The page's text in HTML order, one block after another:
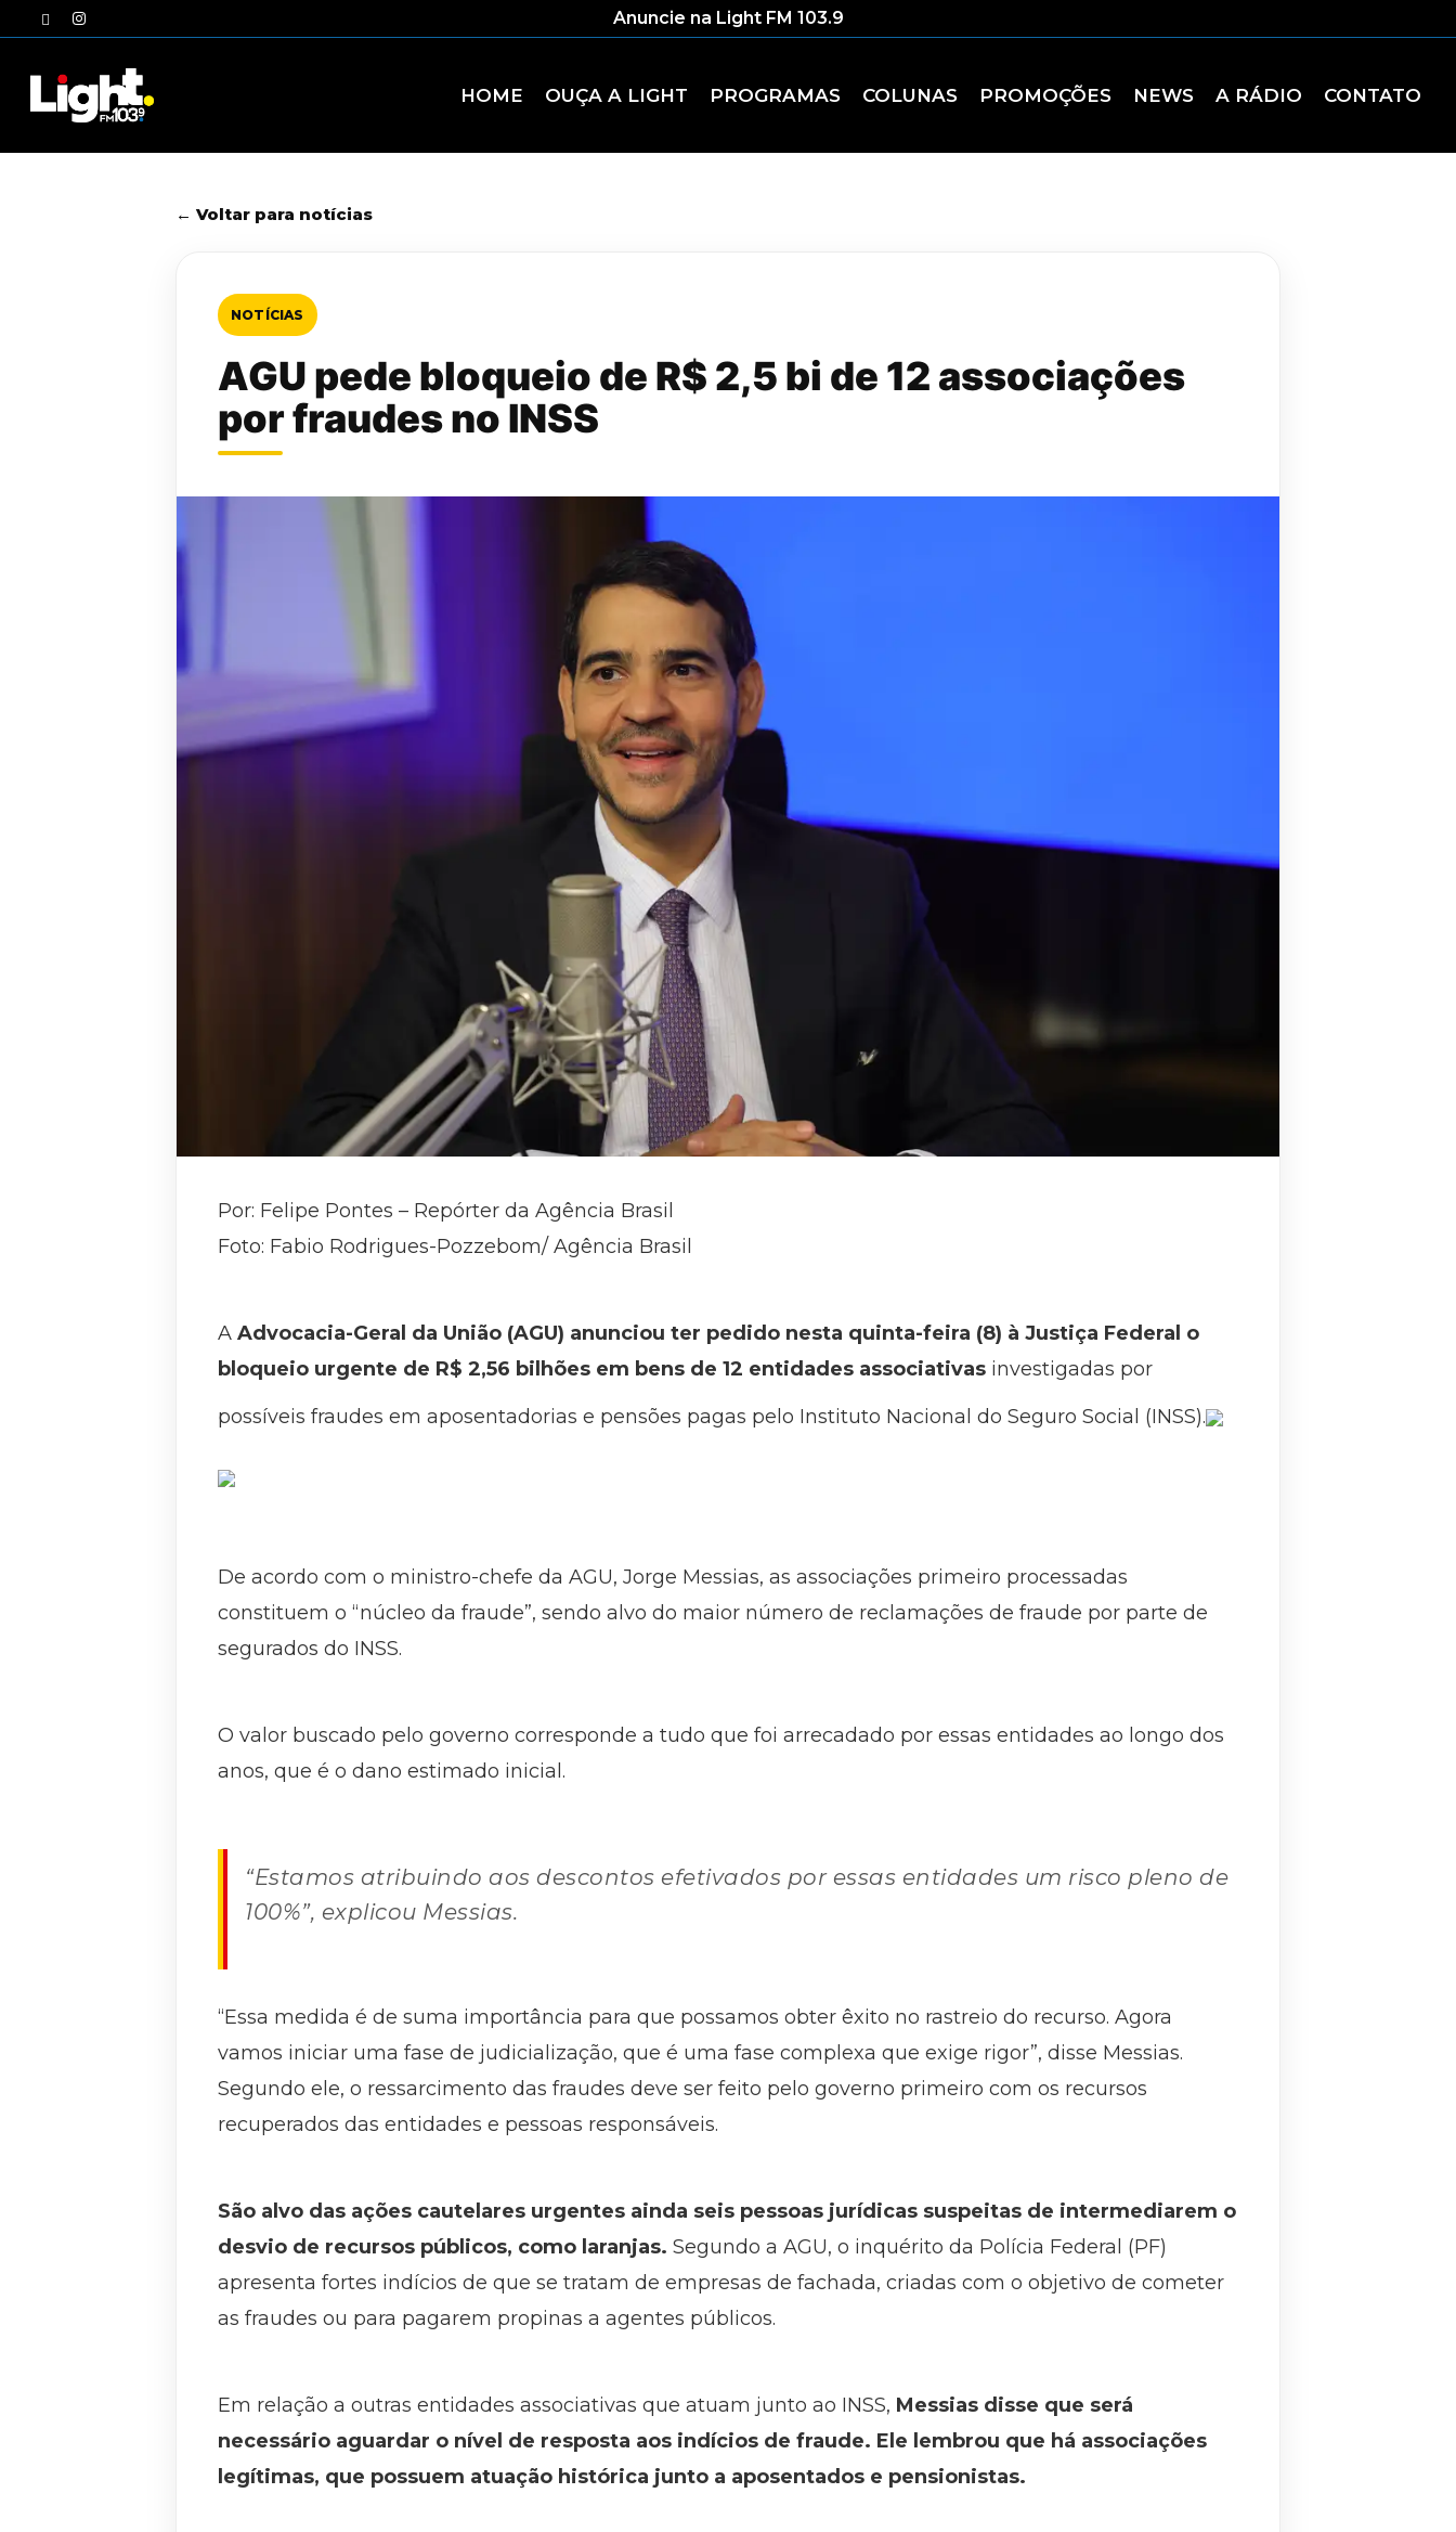
to
twitterinstagram Anuncie na Light FM 103.9
HOME OUÇA A LIGHT PROGRAMAS COLUNAS PROMOÇÕES NEWS A RÁDIO CONTATO
← Voltar para notícias
NOTÍCIAS
AGU pede bloqueio de R$ 2,5 bi de 12 associações
por fraudes no INSS
Por: Felipe Pontes – Repórter da Agência Brasil
Foto: Fabio Rodrigues-Pozzebom/ Agência Brasil
A Advocacia-Geral da União (AGU) anunciou ter pedido nesta quinta-feira (8) à Justiça Federal o
bloqueio urgente de R$ 2,56 bilhões em bens de 12 entidades associativas investigadas por
possíveis fraudes em aposentadorias e pensões pagas pelo Instituto Nacional do Seguro Social (INSS).
De acordo com o ministro-chefe da AGU, Jorge Messias, as associações primeiro processadas
constituem o “núcleo da fraude”, sendo alvo do maior número de reclamações de fraude por parte de
segurados do INSS.
O valor buscado pelo governo corresponde a tudo que foi arrecadado por essas entidades ao longo dos
anos, que é o dano estimado inicial.
“Estamos atribuindo aos descontos efetivados por essas entidades um risco pleno de
100%”, explicou Messias.
“Essa medida é de suma importância para que possamos obter êxito no rastreio do recurso. Agora
vamos iniciar uma fase de judicialização, que é uma fase complexa que exige rigor”, disse Messias.
Segundo ele, o ressarcimento das fraudes deve ser feito pelo governo primeiro com os recursos
recuperados das entidades e pessoas responsáveis.
São alvo das ações cautelares urgentes ainda seis pessoas jurídicas suspeitas de intermediarem o
desvio de recursos públicos, como laranjas. Segundo a AGU, o inquérito da Polícia Federal (PF)
apresenta fortes indícios de que se tratam de empresas de fachada, criadas com o objetivo de cometer
as fraudes ou para pagarem propinas a agentes públicos.
Em relação a outras entidades associativas que atuam junto ao INSS, Messias disse que será
necessário aguardar o nível de resposta aos indícios de fraude. Ele lembrou que há associações
legítimas, que possuem atuação histórica junto a aposentados e pensionistas.